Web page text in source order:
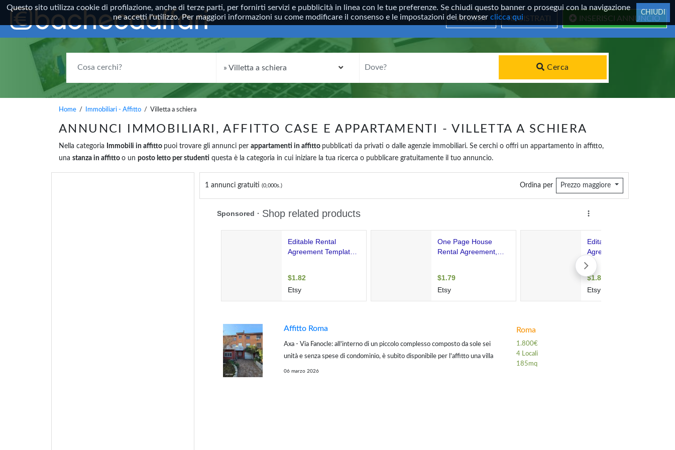
Questo sito utilizza cookie di profilazione, anche di terze parti, per fornirti servizi e pubblicità in linea con le tue preferenze. Se chiudi questo banner o prosegui con la navigazione
ne accetti l'utilizzo. Per maggiori informazioni su come modificare il consenso e le impostazioni dei browser clicca qui
CHIUDI
ACCEDI REGISTRATI INSERISCI ANNUNCIO
Cerca
Home / Immobiliari - Affitto / Villetta a schiera
ANNUNCI IMMOBILIARI, AFFITTO CASE E APPARTAMENTI - VILLETTA A SCHIERA
Nella categoria Immobili in affitto puoi trovare gli annunci per appartamenti in affitto pubblicati da privati o dalle agenzie immobiliari. Se cerchi o offri un appartamento in affitto,
una stanza in affitto o un posto letto per studenti questa è la categoria in cui iniziare la tua ricerca o pubblicare gratuitamente il tuo annuncio.
1 annunci gratuiti (0,000s.) Ordina per Prezzo maggiore
Affitto Roma
Axa - Via Fanocle: all'interno di un piccolo complesso composto da sole sei
unità e senza spese di condominio, è subito disponibile per l'affitto una villa
centrale a schiera di circa 185 mq calpestabili interni, così distribuiti: al pia...
06 marzo 2026
Roma
1.800€
4 Locali
185mq